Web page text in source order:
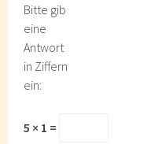
Bitte gib
eine
Antwort
in Ziffern
ein:
5 × 1 =